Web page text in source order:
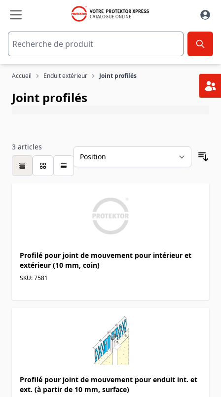
Accueil Enduit extérieur Joint profilés
Joint profilés
3 articles
table
Profilé pour joint de mouvement pour intérieur et
extérieur (10 mm, coin)
SKU: 7581
Profilé pour joint de mouvement pour enduit int. et
ext. (à partir de 10 mm, surface)